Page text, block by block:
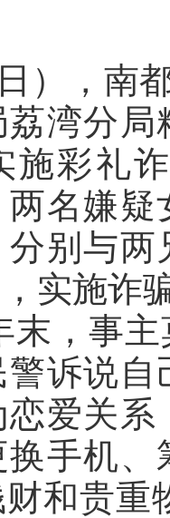
），南
荔湾分
施彩礼
两名嫌
别与
实施诈
末，事
警诉说
爱关
手机
和贵